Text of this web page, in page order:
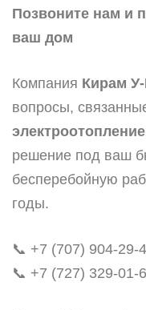
Позвоните нам и
ваш дом
Компания Кирам
вопросы,
решение под ваш
бесперебойную
годы.
📞 +7 (707) 904-29-
📞 +7 (727) 329-01-